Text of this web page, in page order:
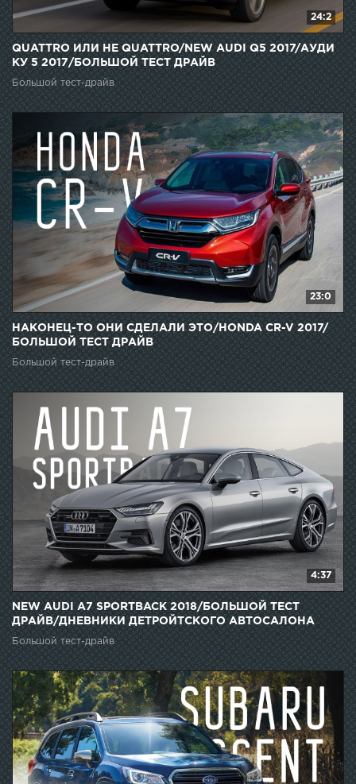
24:2
QUATTRO ИЛИ НЕ QUATTRO/NEW AUDI Q5 2017/АУДИ
КУ 5 2017/БОЛЬШОЙ ТЕСТ ДРАЙВ
Большой тест-драйв
23:0
НАКОНЕЦ-ТО ОНИ СДЕЛАЛИ ЭТО/HONDA CR-V 2017/
БОЛЬШОЙ ТЕСТ ДРАЙВ
Большой тест-драйв
4:37
NEW AUDI A7 SPORTBACK 2018/БОЛЬШОЙ ТЕСТ
ДРАЙВ/ДНЕВНИКИ ДЕТРОЙТСКОГО АВТОСАЛОНА
Большой тест-драйв